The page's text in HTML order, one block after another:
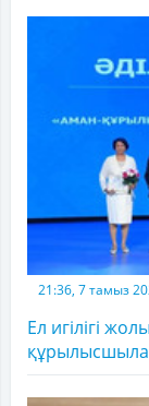
21:36, 7 тамыз
Ел игілігі